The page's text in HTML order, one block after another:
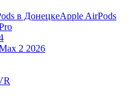
Apple AirPods
2 2026